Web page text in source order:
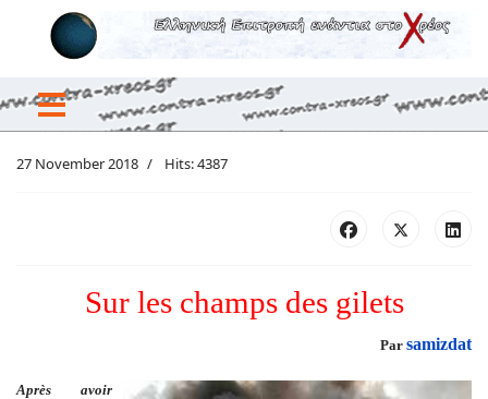
27 November 2018 Hits: 4387
Sur les champs des gilets
Par samizdat
Après avoir